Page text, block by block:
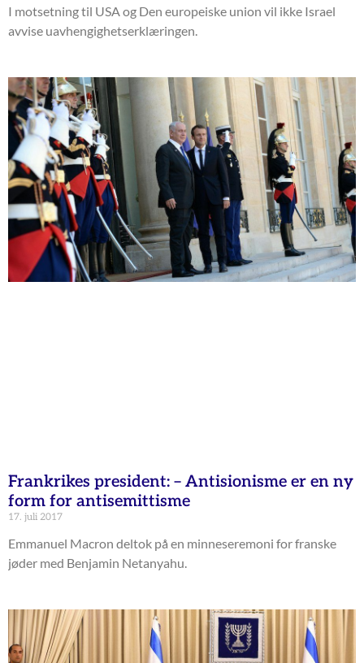
I motsetning til USA og Den europeiske union vil ikke Israel
avvise uavhengighetserklæringen.
Frankrikes president: – Antisionisme er en ny
form for antisemittisme
17. juli 2017
Emmanuel Macron deltok på en minneseremoni for franske
jøder med Benjamin Netanyahu.